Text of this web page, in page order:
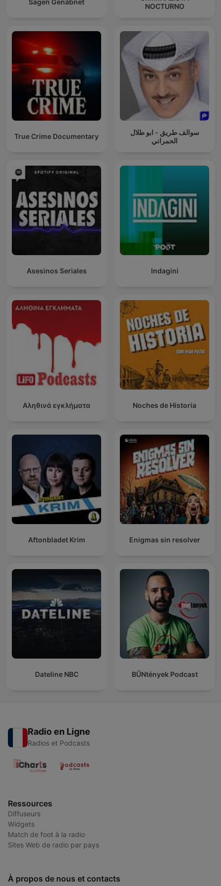
te fier à ton instinct, à entendre ce que murmurent les faits.
revenir encore et encore dans cet univers où les mystères
non résolus, les affaires criminelles non résolues et les
analyses médico-légales se croisent. Enquête Exclusive
t’attend, chaque fois que tu as besoin de comprendre un peu
mieux le noir pour mieux apprécier la lumière de ta propre
Sagen Genåbnet
NOCTURNO
True Crime Documentary
سوالف طريق - ابو طلال
الحمراني
Asesinos Seriales Indagini
Αληθινά εγκλήματα Noches de Historia
Aftonbladet Krim Enigmas sin resolver
Dateline NBC BŰNtények Podcast
Radio en Ligne
Radios et Podcasts
Ressources
Diffuseurs
Widgets
Match de foot à la radio
Sites Web de radio par pays
À propos de nous et contacts